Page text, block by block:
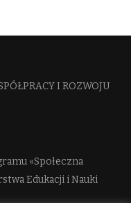
I ROZWOJU​
«Społeczna
Edukacji i Nauki